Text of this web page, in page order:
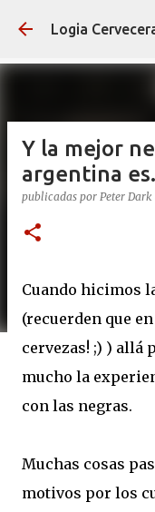
Ir al
Logia
Y la mejor
argentina
publicadas por Peter Dark
Cuando hicimos
(recuerden que
cervezas! ;) ) allá
mucho la
con las negras.
Muchas cosas
motivos por los